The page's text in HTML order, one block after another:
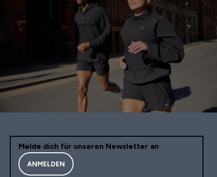
Melde dich für unseren Newsletter an
ANMELDEN